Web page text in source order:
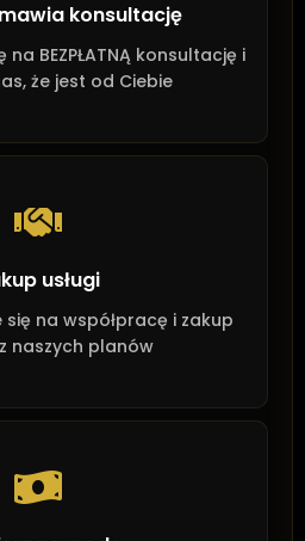
konsultację
BEZPŁATNĄ konsultację i
że jest od Ciebie
usługi
na współpracę i zakup
naszych planów